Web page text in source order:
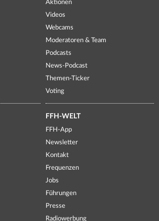
Aktionen
Videos
Webcams
Moderatoren & Team
Podcasts
News-Podcast
Themen-Ticker
Voting
FFH-WELT
FFH-App
Newsletter
Kontakt
Frequenzen
Jobs
Führungen
Presse
Radiowerbung